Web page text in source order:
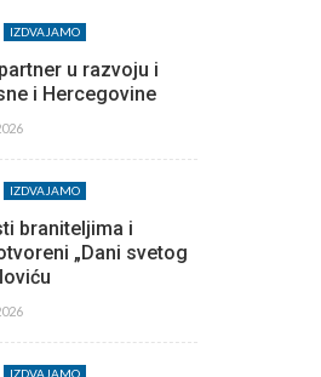
IZDVAJAMO
u razvoju i
i Hercegovine
IZDVAJAMO
braniteljima i
„Dani svetog
IZDVAJAMO